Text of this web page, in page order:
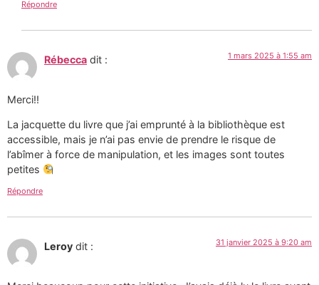
Répondre
Rébecca dit : 1 mars 2025 à 1:55 am
Merci!!
La jacquette du livre que j’ai emprunté à la bibliothèque est
accessible, mais je n’ai pas envie de prendre le risque de
l’abîmer à force de manipulation, et les images sont toutes
petites
Répondre
Leroy dit : 31 janvier 2025 à 9:20 am